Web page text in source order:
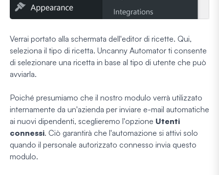
Verrai portato alla schermata dell'editor di ricette. Qui,
seleziona il tipo di ricetta. Uncanny Automator ti consente
di selezionare una ricetta in base al tipo di utente che può
avviarla.
Poiché presumiamo che il nostro modulo verrà utilizzato
internamente da un'azienda per inviare e-mail automatiche
ai nuovi dipendenti, sceglieremo l'opzione Utenti
connessi. Ciò garantirà che l'automazione si attivi solo
quando il personale autorizzato connesso invia questo
modulo.